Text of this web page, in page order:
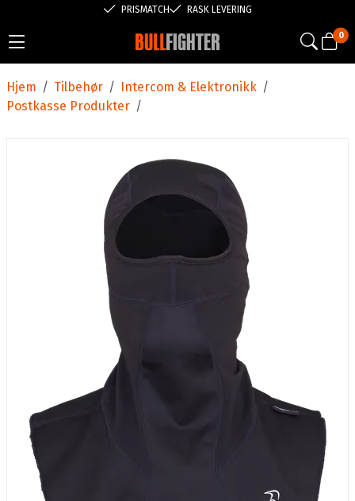
PRISMATCH RASK LEVERING
0
/
Hjem /
Tilbehør /
Intercom & Elektronikk
/
Postkasse Produkter